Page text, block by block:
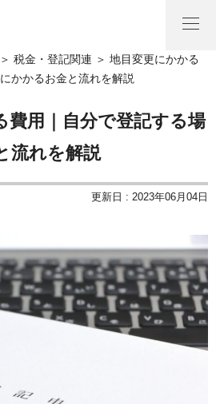
＞ 税金・登記関連 ＞ 地目変更にかかる
かかるお金と流れを解説
費用｜自分で登記する場
流れを解説
更新日 : 2023年06月04日